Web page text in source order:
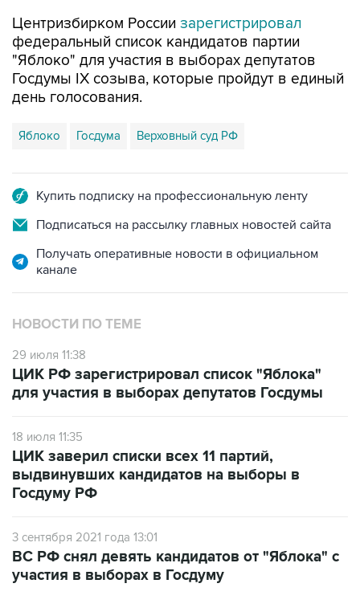
Центризбирком России зарегистрировал
федеральный список кандидатов партии
"Яблоко" для участия в выборах депутатов
Госдумы IX созыва, которые пройдут в единый
день голосования.
Яблоко Госдума Верховный суд РФ
Купить подписку на профессиональную ленту
Подписаться на рассылку главных новостей сайта
Получать оперативные новости в официальном
канале
НОВОСТИ ПО ТЕМЕ
29 июля 11:38
ЦИК РФ зарегистрировал список "Яблока"
для участия в выборах депутатов Госдумы
18 июля 11:35
ЦИК заверил списки всех 11 партий,
выдвинувших кандидатов на выборы в
Госдуму РФ
3 сентября 2021 года 13:01
ВС РФ снял девять кандидатов от "Яблока" с
участия в выборах в Госдуму